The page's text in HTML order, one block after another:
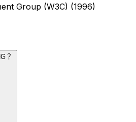
Group (W3C) (1996)
？